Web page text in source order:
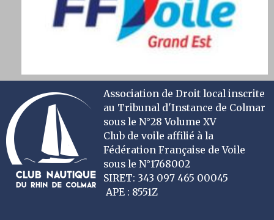
Association de Droit local inscrite
au Tribunal d'Instance de Colmar
sous le N°28 Volume XV
Club de voile affilié à la
Fédération Française de Voile
sous le N°1768002
SIRET: 343 097 465 00045
APE : 8551Z